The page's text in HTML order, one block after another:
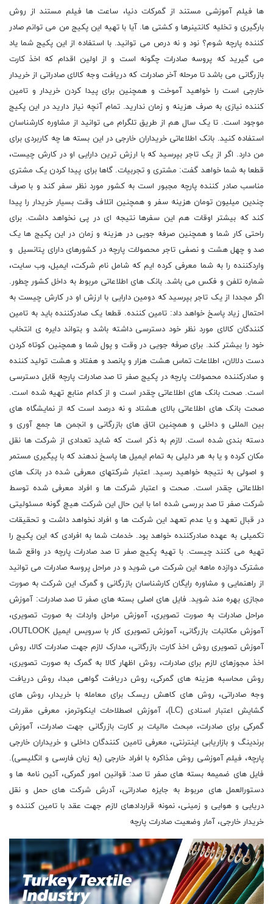
‌ها فیلم آموزشی مستند از گمرکات دنیا، ساعت ‌ها فیلم مستند از روش
بارگیری و تخلیه کانتینرها و کشتی ها. آیا با تهیه این پکیج من می توانم صادر
کننده پارچه شوم؟ نود و نه درص می توانید. با استفاده از این پکیج شما یاد
می گیرید که پروسه صادرات چگونه است و از اولین اقدام که اخذ کارت
بازرگانی می باشد تا مرحله آخر صادرات که دریافت وجه کالای صادراتی از خریدار
خارجی است را خواهید آموخت و همچنین برای پیدا کردن خریدار و تامین
کننده نیازی به صرف هزینه و زمان ندارید. تمام آنچه نیاز دارید در این پکیج
موجود است. تا یک سال هم از طریق تلگرام می توانید از مشاوره کارشناسان
استفاده کنید. بانک اطلاعاتی خریداران خارجی در این بسته ها چه کاربردی برای
من دارد. اگر از یک تاجر بپرسید که با ارزش ترین دارایی او در کارش چیست،
قطعا به شما خواهد گفت: مشتری و تجربیات. گاها برای پیدا کردن یک مشتری
مناسب صادر کننده پارچه مجبور است به کشور مورد نظر سفر کند و با صرف
چندین میلیون تومان هزینه سفر و همچنین اتلاف وقت بسیار خریدار را پیدا
کند که بیشتر اوقات هم این سفرها نتیجه ای در پی نخواهد داشت. برای
راحتی کار شما و همچنین صرفه جویی در هزینه و زمان در این پکیج ها یک
صد و چهل هشت و نصفی تاجر محصولات پارچه در کشورهای دارای پتانسیل و
واردکننده را به شما معرفی کرده ایم که شامل نام شرکت، ایمیل، وب سایت،
شماره تلفن و فکس می باشد. بانک های اطلاعاتی مربوط به داخل کشور چطور.
اگر مجددا از یک تاجر بپرسید که دومین دارایی با ارزش او در کارش چیست به
احتمال زیاد پاسخ خواهد داد: تامین کننده. قطعا یک صادرکننده باید به تامین
کنندگان کالای مورد نظر خود دسترسی داشته باشد و بتواند دایره ی انتخاب
خود را بیشتر کند. برای صرفه جویی در وقت و پول شما و همچنین کوتاه کردن
دست دلالان، اطلاعات تماس هشت هزار و پانصد و هفتاد و هشت تولید کننده
و صادرکننده محصولات پارچه در پکیج صفر تا صد صادرات پارچه قابل دسترسی
است. صحت بانک های اطلاعاتی چقدر است و از کدام منابع تهیه شده است.
صحت بانک های اطلاعاتی بالای هشتاد و نه درصد است که از نمایشگاه های
بین المللی و داخلی و همچنین اتاق های بازرگانی و انجمن ها جمع آوری و
دسته بندی شده است. لازم به ذکر است که شاید تعدادی از شرکت ها نقل
مکان کرده و یا به هر دلیلی به تمام ایمیل ها پاسخ ندهند که با پیگیری مستمر
و اصولی به نتیجه خواهید رسید. اعتبار شرکتهای معرفی شده در بانک های
اطلاعاتی چقدر است. صحت و اعتبار شرکت ها و افراد معرفی شده توسط
شرکت صفر تا صد بررسی شده اما با این حال این شرکت هیچ گونه مسئولیتی
در قبال تعهد و یا عدم تعهد این شرکت ها و افراد نخواهد داشت و تحقیقات
تکمیلی به عهده صادرکننده خواهد بود. خدمات شما به افرادی که این پکیج را
تهیه می کنند چیست. با تهیه پکیج صفر تا صد صادرات پارچه در واقع شما
مشترک دوازده ماهه این شرکت می شوید و در مراحل پروسه صادرات می توانید
از راهنمایی و مشاوره رایگان کارشناسان بازرگانی و گمرک این شرکت به صورت
مجازی بهره مند شوید. فایل های اصلی بسته های صفر تا صد صادرات: آموزش
مراحل صادرات به صورت تصویری، آموزش مراحل واردات به صورت تصویری،
آموزش مکاتبات بازرگانی، آموزش تصویری کار با سرویس ایمیل OUTLOOK،
آموزش تصویری روش اخذ کارت بازرگانی، مدارک لازم جهت صادرات کالا، روش
اخذ مجوزهای لازم برای صادرات، روش اظهار کالا به گمرک به صورت تصویری،
روش محاسبه هزینه های گمرکی، روش دریافت گواهی مبدا، روش دریافت
وجه صادراتی، روش های کاهش ریسک برای معامله با خریدار، روش های
گشایش اعتبار اسنادی (LC)، آموزش اصطلاحات اینکوترمز، معرفی مقررات
گمرکی برای صادرات، مبحث مالیات بر کارت بازرگانی جهت صادرات، آموزش
برندینگ و بازاریابی اینترنتی، معرفی تامین کنندگان داخلی و خریداران خارجی
پارچه، فیلم آموزشی روش مذاکره با افراد خارجی (به زبان فارسی و انگلیسی).
فایل های ضمیمه بسته های صفر تا صد: قوانین امور گمرکی، آئین نامه ها و
دستورالعمل های مربوط به جایزه صادراتی، آدرش شرکت های حمل و نقل
دریایی و هوایی و زمینی، نمونه قراردادهای لازم جهت عقد با تامین کننده و
خریدار خارجی، آمار وضعیت صادرات پارچه